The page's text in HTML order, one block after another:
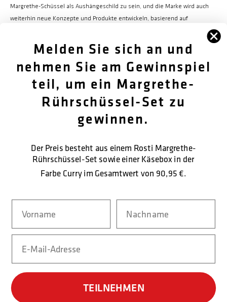
Margrethe-Schüssel als Aushängeschild zu sein, und die Marke wird auch
weiterhin neue Konzepte und Produkte entwickeln, basierend auf
FØLG OS
KONTAKTIEREN SIE UNS
Melden Sie sich an und
nehmen Sie am Gewinnspiel
teil, um ein Margrethe-
Rührschüssel-Set zu
gewinnen.
Der Preis besteht aus einem Rosti Margrethe-
Rührschüssel-Set sowie einer Käsebox in der
Farbe Curry im Gesamtwert von 90,95 €.
TEILNEHMEN